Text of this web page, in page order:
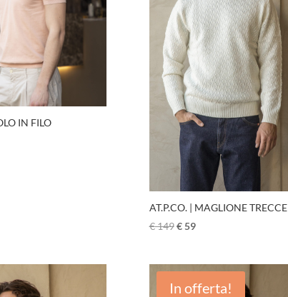
IN FILO
AT.P.CO. | MAGLIONE TRECCE
€149 €59
In offerta!